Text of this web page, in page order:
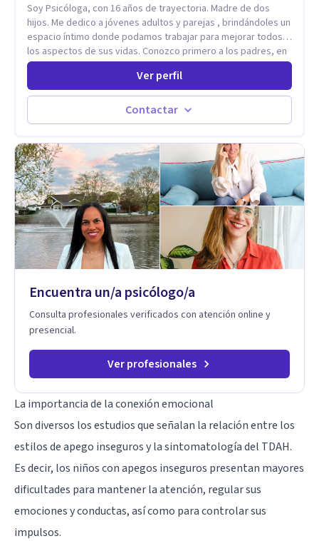
Soy Psicóloga, con 16 años de trayectoria. Madre de dos
hijos. Me dedico a jóvenes adultos y parejas , brindándoles un
espacio íntimo donde podamos trabajar para mejorar todos
los aspectos de sus vidas. Conozco primero a los padres, en
el caso de niños u adolescentes, para luego seguir la terapia
con sus hijos, apuntalándolos en su futuro personal,
universitario y profesional, siempre conteniendo
paralelamente a los padres y brindándoles un espacio de
seguridad. Hago terapia de pareja y adultos con método
Ver perfil
Contactar
Encuentra un/a psicólogo/a
Consulta profesionales verificados con atención online y
presencial.
Ver profesionales
La importancia de la conexión emocional
Son diversos los estudios que señalan la relación entre los
estilos de apego inseguros y la sintomatología del TDAH.
Es decir, los niños con apegos inseguros presentan mayores
dificultades para mantener la atención, regular sus
emociones y conductas, así como para controlar sus
impulsos.